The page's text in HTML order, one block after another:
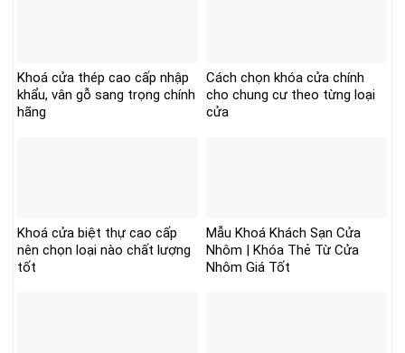
Khoá cửa thép cao cấp nhập
khẩu, vân gỗ sang trọng chính
hãng
Cách chọn khóa cửa chính
cho chung cư theo từng loại
cửa
Khoá cửa biệt thự cao cấp
nên chọn loại nào chất lượng
tốt
Mẫu Khoá Khách Sạn Cửa
Nhôm | Khóa Thẻ Từ Cửa
Nhôm Giá Tốt